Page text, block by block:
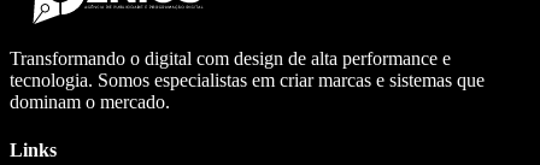
Transformando o digital com design de alta performance e
tecnologia. Somos especialistas em criar marcas e sistemas que
dominam o mercado.
Links